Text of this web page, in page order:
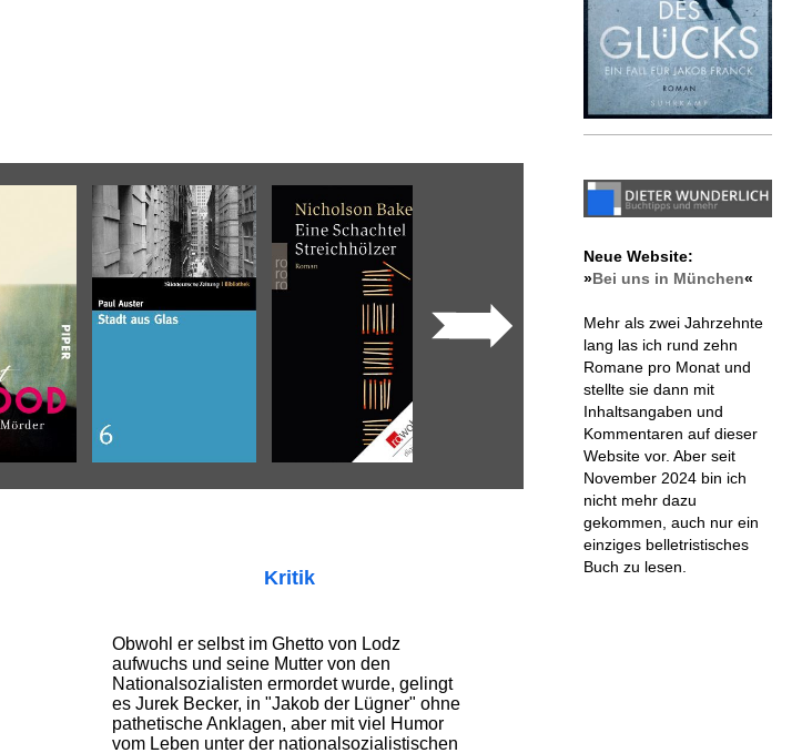
Kritik
Obwohl er selbst im Ghetto von Lodz
aufwuchs und seine Mutter von den
Nationalsozialisten ermordet wurde, gelingt
es Jurek Becker, in "Jakob der Lügner" ohne
pathetische Anklagen, aber mit viel Humor
vom Leben unter der nationalsozialistischen
Neue Website:
»Bei uns in München«
Mehr als zwei Jahrzehnte
lang las ich rund zehn
Romane pro Monat und
stellte sie dann mit
Inhaltsangaben und
Kommentaren auf dieser
Website vor. Aber seit
November 2024 bin ich
nicht mehr dazu
gekommen, auch nur ein
einziges belletristisches
Buch zu lesen.